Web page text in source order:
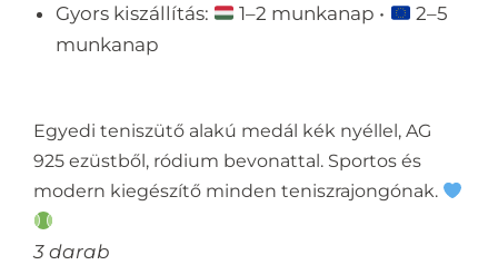
Gyors kiszállítás:
1–2 munkanap •
2–5
munkanap
Egyedi teniszütő alakú medál kék nyéllel, AG
925 ezüstből, ródium bevonattal. Sportos és
modern kiegészítő minden teniszrajongónak.
3 darab